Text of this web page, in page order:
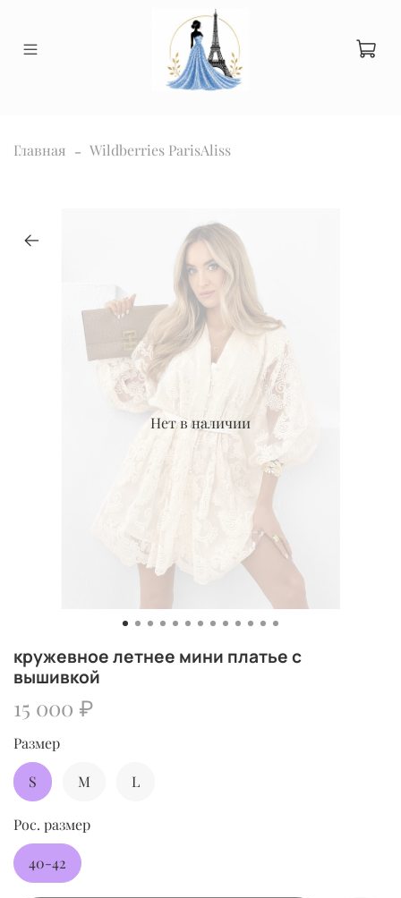
Главная Wildberries ParisAliss
Нет в наличии
кружевное летнее мини платье c
вышивкой
15 000 ₽
Размер
S M L
Рос. размер
40-42